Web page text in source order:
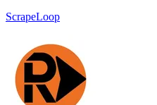
ScrapeLoop